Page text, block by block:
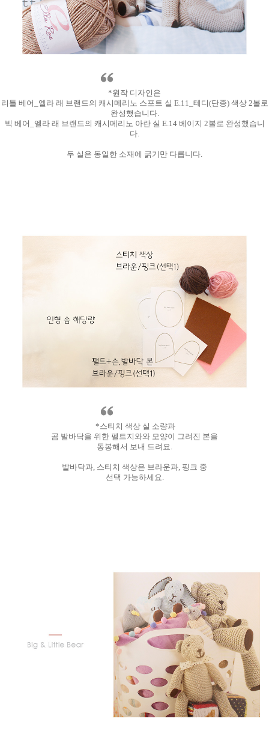
*원작 디자인은
리틀 베어_엘라 래 브랜드의 캐시메리노 스포트 실 E.11_테디(단종) 색상 2볼로
완성했습니다.
빅 베어_엘라 래 브랜드의 캐시메리노 아란 실 E.14 베이지 2볼로 완성했습니
다.
두 실은 동일한 소재에 굵기만 다릅니다.
*스티치 색상 실 소량과
곰 발바닥을 위한 펠트지와와 모양이 그려진 본을
동봉해서 보내 드려요.
발바닥과, 스티치 색상은 브라운과, 핑크 중
선택 가능하세요.